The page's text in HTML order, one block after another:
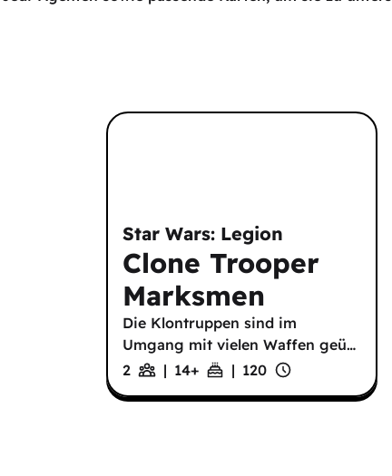
Star Wars: Legion
Clone Trooper
Marksmen
Die Klontruppen sind im
Umgang mit vielen Waffen geü…
2
| 14+ | 120